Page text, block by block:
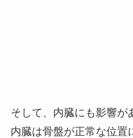
そして、内臓にも影響が
内臓は骨盤が正常な位置